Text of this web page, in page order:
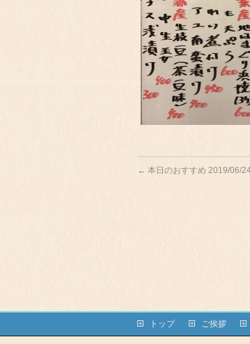
← 本日のおすすめ 2019/06/
トップ ご挨拶